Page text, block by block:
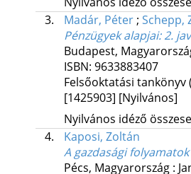
3.
Madár, Péter; Schepp,
Pénzügyek alapjai: 2.
Budapest,
ISBN: 9633883407
Felsőoktatási tankönyv
[1425903] [Nyilvános]
Nyilvános idéző
4.
Kaposi, Zoltán
A gazdasági
Pécs, Magyarország :